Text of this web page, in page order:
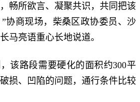
畅所欲言、凝聚共识，共同把该
协商现场，柴桑区政协委员、沙
马亮语重心长地说道。
该路段需要硬化的面积约300平
损、凹陷的问题，通行条件比较